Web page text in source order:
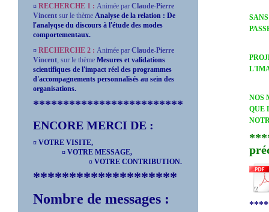
¤ RECHERCHE 1 : Animée par Claude-Pierre
Vincent sur le thème Analyse de la relation : De
l'analyqse du discours à l'étude des modes
comportementaux.
¤ RECHERCHE 2 : Animée par Claude-Pierre
Vincent, sur le thème Mesures et validations
scientifiques de l'impact réel des programmes
d'accompagnements personnalisés au sein des
organisations.
*************************
ENCORE MERCI DE :
¤ VOTRE VISITE,
¤ VOTRE MESSAGE,
¤ VOTRE CONTRIBUTION.
********************
Nombre de messages :
NOS
QUE